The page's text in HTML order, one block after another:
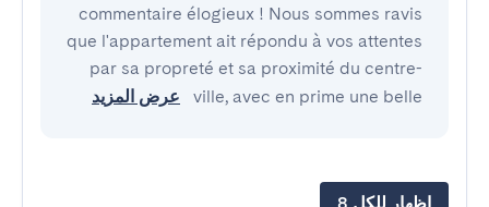
commentaire élogieux ! Nous sommes ravis
que l'appartement ait répondu à vos attentes
par sa propreté et sa proximité du centre-
ville, avec en prime une belle
عرض المزيد